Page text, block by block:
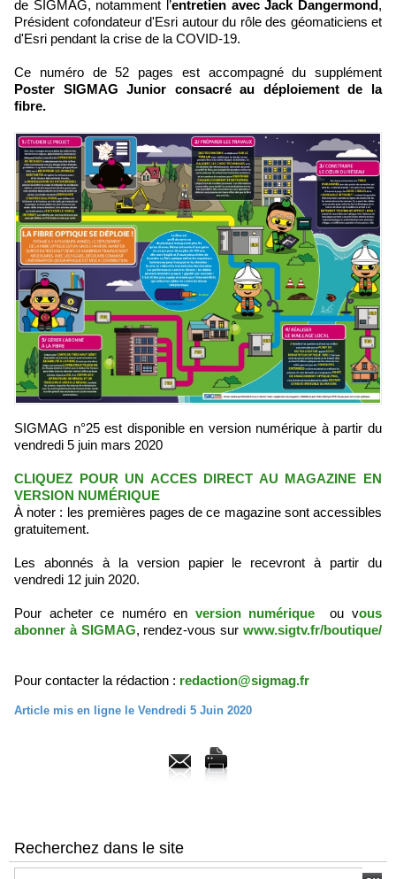
de SIGMAG, notamment l’entretien avec Jack Dangermond ,
Président cofondateur d'Esri autour du rôle des géomaticiens et
d'Esri pendant la crise de la COVID-19.
Ce numéro de 52 pages est accompagné du supplément
Poster SIGMAG Junior consacré au déploiement de la
fibre.
SIGMAG n°25 est disponible en version numérique à partir du
vendredi 5 juin mars 2020
CLIQUEZ POUR UN ACCES DIRECT AU MAGAZINE EN
VERSION NUMÉRIQUE
À noter : les premières pages de ce magazine sont accessibles
gratuitement.
Les abonnés à la version papier le recevront à partir du
vendredi 12 juin 2020.
Pour acheter ce numéro en version numérique ou vous
abonner à SIGMAG, rendez-vous surwww.sigtv.fr/boutique/
Pour contacter la rédaction : redaction@sigmag.fr
Article mis en ligne le Vendredi 5 Juin 2020
Recherchez dans le site